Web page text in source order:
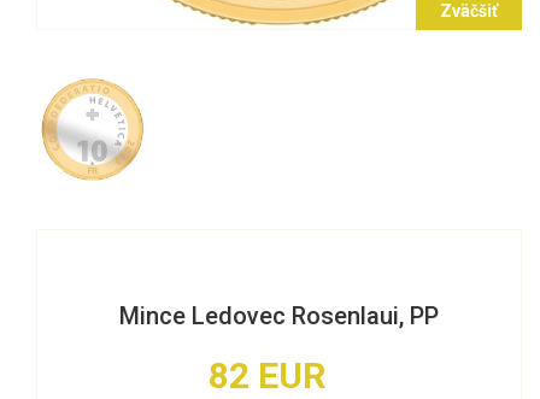
Zväčšiť
Mince Ledovec Rosenlaui, PP
82 EUR